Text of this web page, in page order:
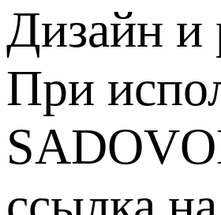
Дизайн и
При